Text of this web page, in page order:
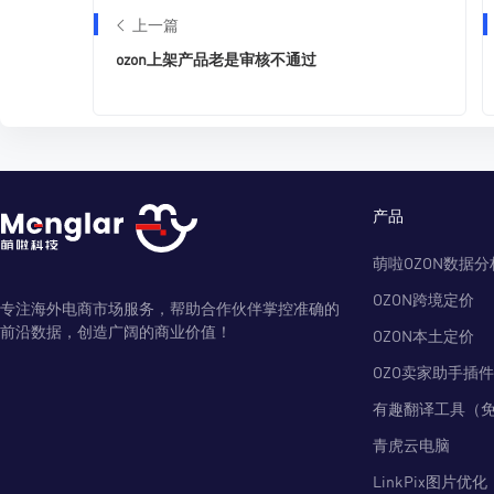
上一篇
ozon上架产品老是审核不通过
专注海外电商市场服务，帮助合作伙伴掌控准确的
前沿数据，创造广阔的商业价值！
产品
萌啦OZON数据分
OZON跨境定价
OZON本土定价
OZO卖家助手插件
有趣翻译工具（
青虎云电脑
LinkPix图片优化